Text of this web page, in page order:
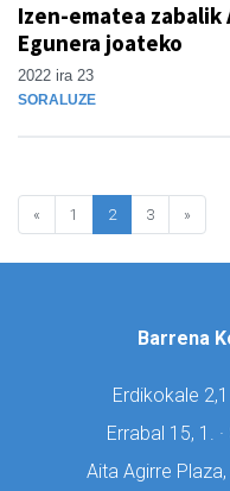
Izen-ematea
Egunera joateko
2022 ira 23
SORALUZE
« 1 2 3 »
Barrena
Erdikokale
Errabal 15, 1.
Aita Agirre Plaza,